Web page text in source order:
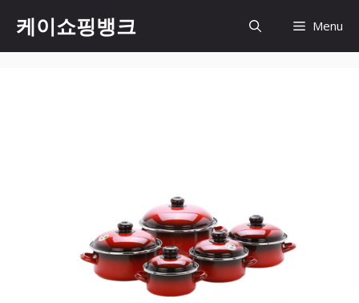
content
케이쇼핑뱅크 Menu